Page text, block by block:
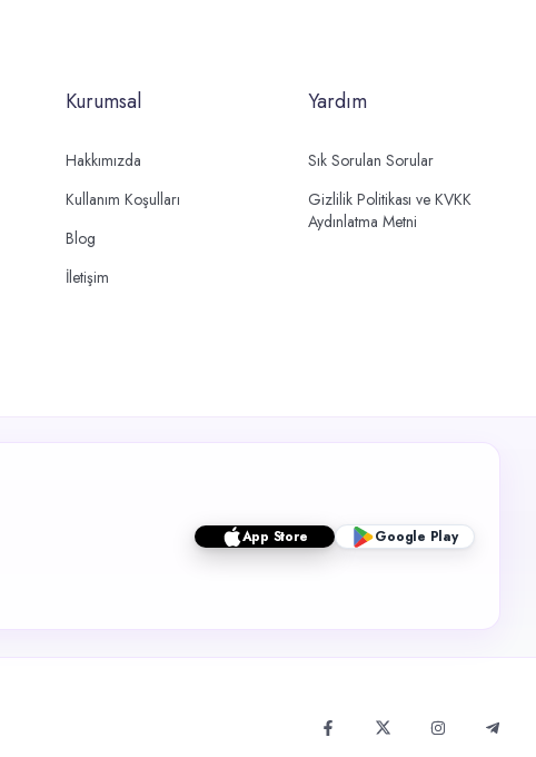
Kurumsal
Hakkımızda
Kullanım Koşulları
Blog
İletişim
Yardım
Sık Sorulan Sorular
Gizlilik Politikası ve KVKK
Aydınlatma Metni
App Store Google Play